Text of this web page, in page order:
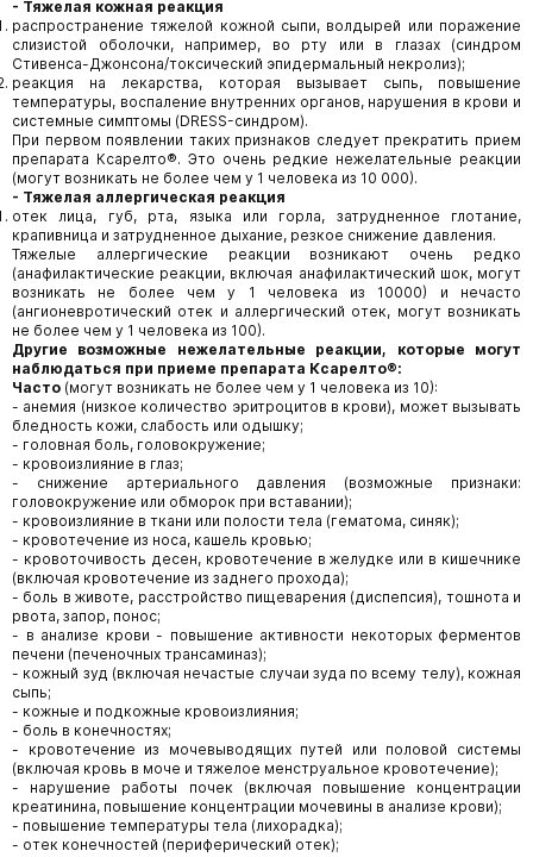
- Тяжелая кожная реакция
распространение тяжелой кожной сыпи, волдырей или поражение
слизистой оболочки, например, во рту или в глазах (синдром
Стивенса-Джонсона/токсический эпидермальный некролиз);
реакция на лекарства, которая вызывает сыпь, повышение
температуры, воспаление внутренних органов, нарушения в крови и
системные симптомы (DRESS-синдром).
При первом появлении таких признаков следует прекратить прием
препарата Ксарелто®. Это очень редкие нежелательные реакции
(могут возникать не более чем у 1 человека из 10 000).
- Тяжелая аллергическая реакция
отек лица, губ, рта, языка или горла, затрудненное глотание,
крапивница и затрудненное дыхание, резкое снижение давления.
Тяжелые аллергические реакции возникают очень редко
(анафилактические реакции, включая анафилактический шок, могут
возникать не более чем у 1 человека из 10000) и нечасто
(ангионевротический отек и аллергический отек, могут возникать
не более чем у 1 человека из 100).
Другие возможные нежелательные реакции, которые могут
наблюдаться при приеме препарата Ксарелто®:
Часто (могут возникать не более чем у 1 человека из 10):
- анемия (низкое количество эритроцитов в крови), может вызывать
бледность кожи, слабость или одышку;
- головная боль, головокружение;
- кровоизлияние в глаз;
- снижение артериального давления (возможные признаки:
головокружение или обморок при вставании);
- кровоизлияние в ткани или полости тела (гематома, синяк);
- кровотечение из носа, кашель кровью;
- кровоточивость десен, кровотечение в желудке или в кишечнике
(включая кровотечение из заднего прохода);
- боль в животе, расстройство пищеварения (диспепсия), тошнота и
рвота, запор, понос;
- в анализе крови - повышение активности некоторых ферментов
печени (печеночных трансаминаз);
- кожный зуд (включая нечастые случаи зуда по всему телу), кожная
сыпь;
- кожные и подкожные кровоизлияния;
- боль в конечностях;
- кровотечение из мочевыводящих путей или половой системы
(включая кровь в моче и тяжелое менструальное кровотечение);
- нарушение работы почек (включая повышение концентрации
креатинина, повышение концентрации мочевины в анализе крови);
- повышение температуры тела (лихорадка);
- отек конечностей (периферический отек);